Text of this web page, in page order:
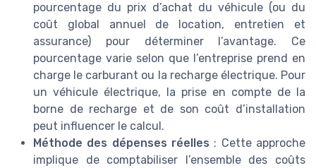
pourcentage du prix d’achat du véhicule (ou du
coût global annuel de location, entretien et
assurance) pour déterminer l’avantage. Ce
pourcentage varie selon que l’entreprise prend en
charge le carburant ou la recharge électrique. Pour
un véhicule électrique, la prise en compte de la
borne de recharge et de son coût d’installation
peut influencer le calcul.
Méthode des dépenses réelles : Cette approche
implique de comptabiliser l’ensemble des coûts